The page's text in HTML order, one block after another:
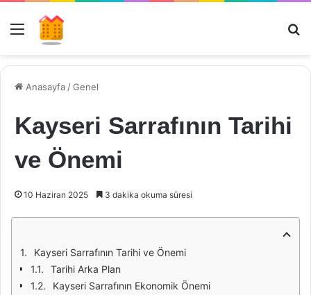
Menü
Anasayfa /Genel
Kayseri Sarrafının Tarihi
ve Önemi
10 Haziran 2025 3 dakika okuma süresi
Kayseri Sarrafının Tarihi ve Önemi
Tarihi Arka Plan
Kayseri Sarrafının Ekonomik Önemi